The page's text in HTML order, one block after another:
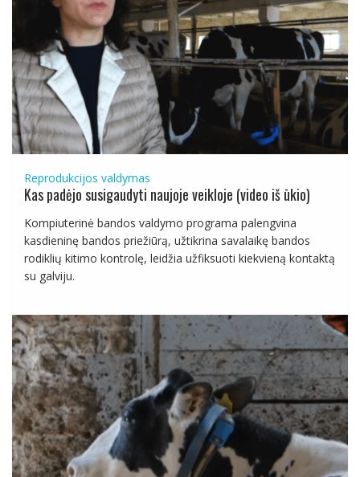
Reprodukcijos valdymas
Kas padėjo susigaudyti naujoje veikloje (video iš ūkio)
Kompiuterinė bandos valdymo programa palengvina
kasdieninę bandos priežiūrą, užtikrina savalaikę bandos
rodiklių kitimo kontrolę, leidžia užfiksuoti kiekvieną kontaktą
su galviju.